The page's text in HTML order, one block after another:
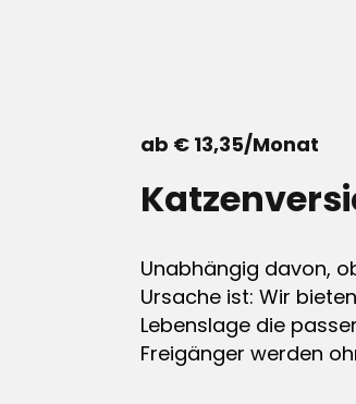
ab € 13,35/Monat
Unabhängig davon,
Ursache ist: Wir
Lebenslage die
Freigänger werden